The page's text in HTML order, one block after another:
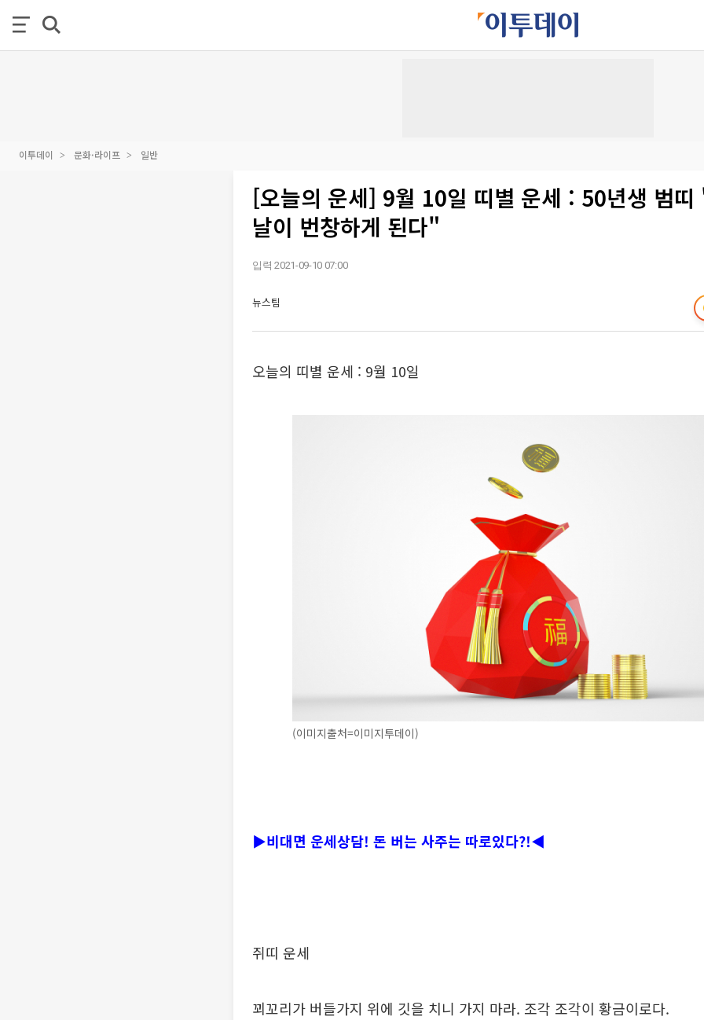
이투데이 문화·라이프 일반
[오늘의 운세] 9월 10일 띠별 운세 : 50년생 범
날이 번창하게 된다"
입력 2021-09-10 07:00
뉴스팀
오늘의 띠별 운세 : 9월 10일
(이미지출처=이미지투데이)
▶비대면 운세상담! 돈 버는 사주는 따로있다?!◀
쥐띠 운세
꾀꼬리가 버들가지 위에 깃을 치니 가지 마라. 조각 조각이 황금이로다.